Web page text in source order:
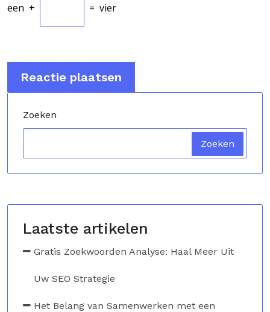
een + = vier
Zoeken
Zoeken
Laatste artikelen
Gratis Zoekwoorden Analyse: Haal Meer Uit
Uw SEO Strategie
Het Belang van Samenwerken met een